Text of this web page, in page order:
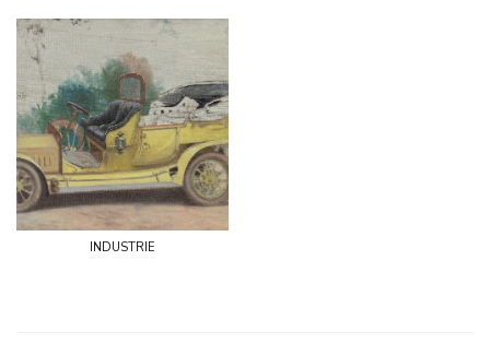
industrie